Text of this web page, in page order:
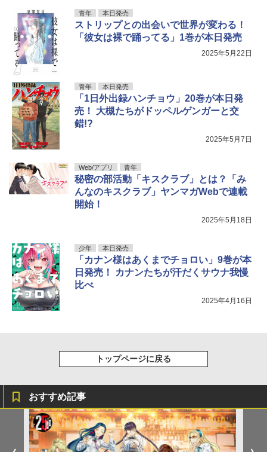
青年 本日発売
ストリップとの出会いで世界が変わる！
「彼女は裸で踊ってる」1巻が本日発売
2025年5月22日
青年 本日発売
「1日外出録ハンチョウ」20巻が本日発
売！ 大槻たちがドッペルゲンガーと交
錯!?
2025年5月7日
Web/アプリ 青年
秘密の部活動「キスクラブ」とは？「み
んなのキスクラブ」ヤンマガWebで連載
開始！
2025年5月18日
少年 本日発売
「カナン様はあくまでチョロい」9巻が本
日発売！ カナンたちが汗だくサウナ我慢
比べ
2025年4月16日
トップページに戻る
おすすめ記事